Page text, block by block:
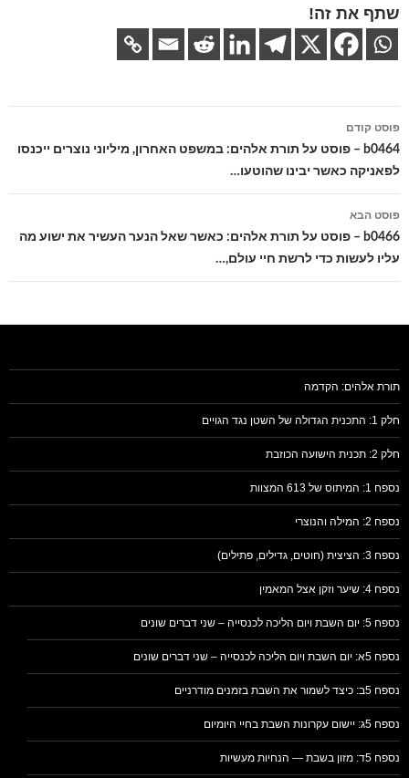
שתף את זה!
ניווט
בפוסטים
פוסט קודם
b0464 – פוסט על תורת אלהים: במשפט האחרון, מיליוני נוצרים ייכנסו
לפאניקה כאשר יבינו שהוטעו…
פוסט הבא
b0466 – פוסט על תורת אלהים: כאשר שאל הנער העשיר את ישוע מה
עליו לעשות כדי לרשת חיי עולם,…
תורת אלהים: הקדמה
חלק 1: התכנית הגדולה של השטן נגד הגויים
חלק 2: תכנית הישועה הכוזבת
נספח 1: המיתוס של 613 המצוות
נספח 2: המילה והנוצרי
נספח 3: הציצית (חוטים, גדילים, פתילים)
נספח 4: שיער וזקן אצל המאמין
נספח 5: יום השבת ויום הליכה לכנסייה – שני דברים שונים
נספח 5א: יום השבת ויום הליכה לכנסייה – שני דברים שונים
נספח 5ב: כיצד לשמור את השבת בזמנים מודרניים
נספח 5ג: יישום עקרונות השבת בחיי היומיום
נספח 5ד: מזון בשבת — הנחיות מעשיות